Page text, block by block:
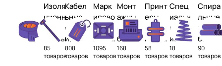
Изоля
ционн
ые
ленты
85
товаров
Кабел
ьные
стяжк
и,
хомут
ы,
808
товаров
Марк
ирово
чные
издел
ия
1095
товаров
Монт
ажны
е
базы,
площ
адки,
168
товаров
Принт
еры
для
марки
ровки
58
товаров
Спец
иальн
ые
изоля
ционн
ые
18
товаров
Спира
льные
и
банда
жные
орган
90
товаров